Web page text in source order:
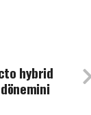
hybrid